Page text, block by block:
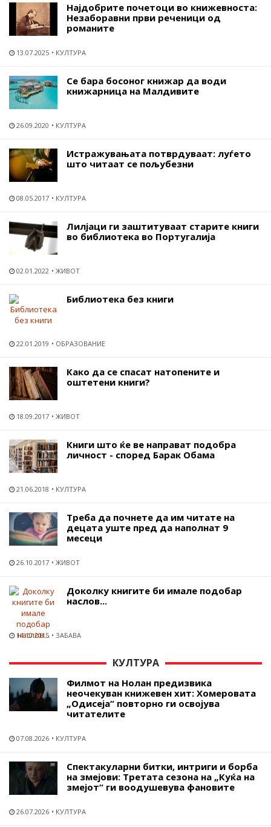
Најдобрите почетоци во книжевноста:
Незаборавни први реченици од
романите
13.07.2025 КУЛТУРА
Се бара босоног книжар да води
книжарница на Малдивите
26.09.2020 КУЛТУРА
Истражувањата потврдуваат: луѓето
што читаат се пољубезни
08.05.2017 КУЛТУРА
Лилјаци ги заштитуваат старите книги
во библиотека во Португалија
02.01.2022 ЖИВОТ
Библиотека без книги
22.01.2019 ОБРАЗОВАНИЕ
Како да се спасат натопените и
оштетени книги?
18.09.2017 ЖИВОТ
Книги што ќе ве направат подобра
личност - според Барак Обама
21.06.2018 КУЛТУРА
Треба да почнете да им читате на
децата уште пред да наполнат 9
месеци
26.10.2017 ЖИВОТ
Доколку книгите би имале подобар
наслов...
14.10.2015 ЗАБАВА
КУЛТУРА
Филмот на Нолан предизвика
неочекуван книжевен хит: Хомеровата
„Одисеја“ повторно ги освојува
читателите
07.08.2026 КУЛТУРА
Спектакуларни битки, интриги и борба
на змејови: Третата сезона на „Куќа на
змејот“ ги воодушевува фановите
26.07.2026 КУЛТУРА